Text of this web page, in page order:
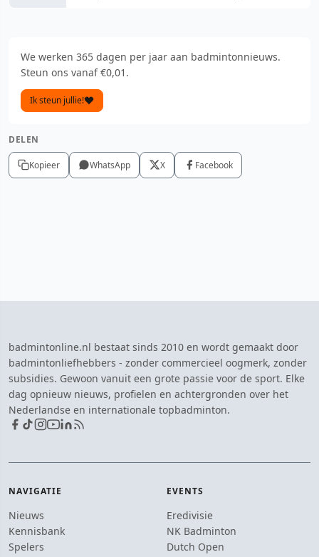
We werken 365 dagen per jaar aan badmintonnieuws.
Steun ons vanaf €0,01.
Ik steun jullie!
DELEN
Kopieer WhatsApp X Facebook
badmintonline.nl bestaat sinds 2010 en wordt gemaakt door
badmintonliefhebbers - zonder commercieel oogmerk, zonder
subsidies. Gewoon vanuit een grote passie voor de sport. Elke
dag opnieuw nieuws, profielen en achtergronden over het
Nederlandse en internationale topbadminton.
NAVIGATIE
Nieuws
Kennisbank
Spelers
EVENTS
Eredivisie
NK Badminton
Dutch Open